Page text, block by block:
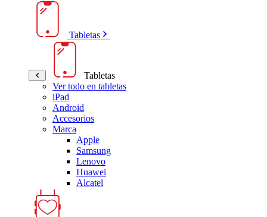
Tabletas
Tabletas
Ver todo en tabletas
iPad
Android
Accesorios
Marca
Apple
Samsung
Lenovo
Huawei
Alcatel